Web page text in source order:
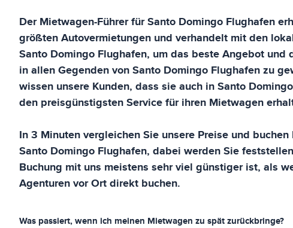
Der Mietwagen-Führer fürSanto Domingo Flughafen
größten Autovermietungen und verhandelt mit den
Santo Domingo Flughafen, um das beste Angebot und
in allen Gegenden vonSanto Domingo Flughafenzu
wissen unsere Kunden, dass sie auch inSanto
den preisgünstigsten Service für ihren Mietwagen
In 3 Minuten vergleichen Sie unsere Preise und
Santo Domingo Flughafen, dabei werden Sie
Buchung mit uns meistens sehr viel günstiger ist, als
Agenturen vor Ort direkt buchen.
Was passiert, wenn ich meinen Mietwagen zu spät zurückbringe?